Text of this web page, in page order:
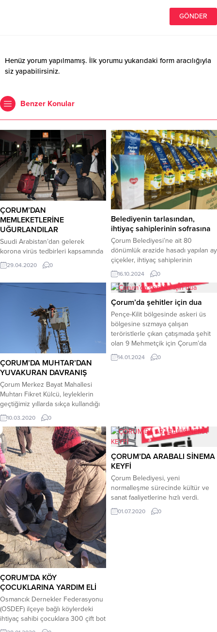
Henüz yorum yapılmamış. İlk yorumu yukarıdaki form aracılığıyla
siz yapabilirsiniz.
Benzer Konular
ÇORUM’DAN
MEMLEKETLERİNE
UĞURLANDILAR
Suudi Arabistan’dan gelerek
korona virüs tedbirleri kapsamında
Çorum’da karantinaya alınan
vatandaşların tümü memleketlerine
korona virüs tedbirleri kapsamında
içlerinde bulunduğu toplam 314
Türk vatandaşı Çorum’a getirilerek
Kredi ve Yurtlar Kurumuna (KYK)
bağlı İskilipli Atıf Hoca Yurdu’nda
karantinaya alınmıştı. 14 günlük
29.04.2020 0
Belediyenin tarlasından,
ihtiyaç sahiplerinin sofrasına
Çorum Belediyesi’ne ait 80
dönümlük arazide hasadı yapılan ay
çiçekler, ihtiyaç sahiplerinin
sofrasına yağ olarak ulaşacak.
Belediye Başkanı Dr. Halil İbrahim
Aşgın, elde edilen ayçiçeği yağının
ihtiyaç sahiplerine ulaştırılmak
üzere paketlenerek hazırlandığını
açıkladı. Geçen yıl ekimi yapılan
buğdaydan un üretip ihtiyaç
sahiplerine dağıtan Çorum
Belediyesi bu yıl da tarlasında
ayçiçeği...
16.10.2024 0
ÇORUM’DA MUHTAR’DAN
YUVAKURAN DAVRANIŞ
Çorum Merkez Bayat Mahallesi
Muhtarı Fikret Külcü, leyleklerin
geçtiğimiz yıllarda sıkça kullandığı
yuvayı elleriyle onardı.Tamirat için
Çorum Belediyesi İtfaiye
Müdürlüğü ekiplerinden yardım
isteyen Muhtar Fikret Külcü, leylek
yuvasının hem bakımını yaptı hem
de yuvayı onardı.Leyleklerin Mart
ayı itibariyle güneyden ülkemize
doğru göç etmeye başladığını, ay
sonlarında sayıları gittikçe artarak
bir...
10.03.2020 0
Çorum’da şehitler için dua
Pençe-Kilit bölgesinde askeri üs
bölgesine sızmaya çalışan
teröristlerle çıkan çatışmada şehit
olan 9 Mehmetçik için Çorum’da
mevlit ve dua programı
düzenlendi.Kent Konseyi tarafından
Vali Doç....
14.01.2024 0
ÇORUM’DA KÖY
ÇOCUKLARINA YARDIM ELİ
Osmancık Dernekler Federasyonu
(OSDEF) ilçeye bağlı köylerdeki
ihtiyaç sahibi çocuklara 300 çift bot
ve ayakkabı ile mont yardımı yaptı.
ÇORUM’DA ARABALI SİNEMA
KEYFİ
Çorum Belediyesi, yeni
normalleşme sürecinde kültür ve
sanat faaliyetlerine hızlı verdi.
Belediye, Çorum’u ilk kez arabalı
sinema ile buluşturacak.Eski Türk
01.07.2020 0